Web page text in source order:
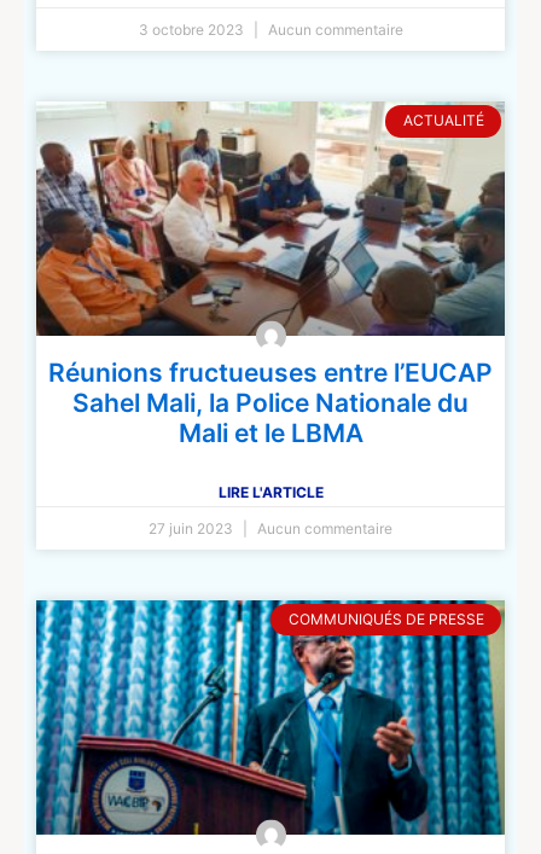
3 octobre 2023
Aucun commentaire
ACTUALITÉ
Réunions fructueuses entre l’EUCAP
Sahel Mali, la Police Nationale du
Mali et le LBMA
LIRE L'ARTICLE
27 juin 2023
Aucun commentaire
COMMUNIQUÉS DE PRESSE